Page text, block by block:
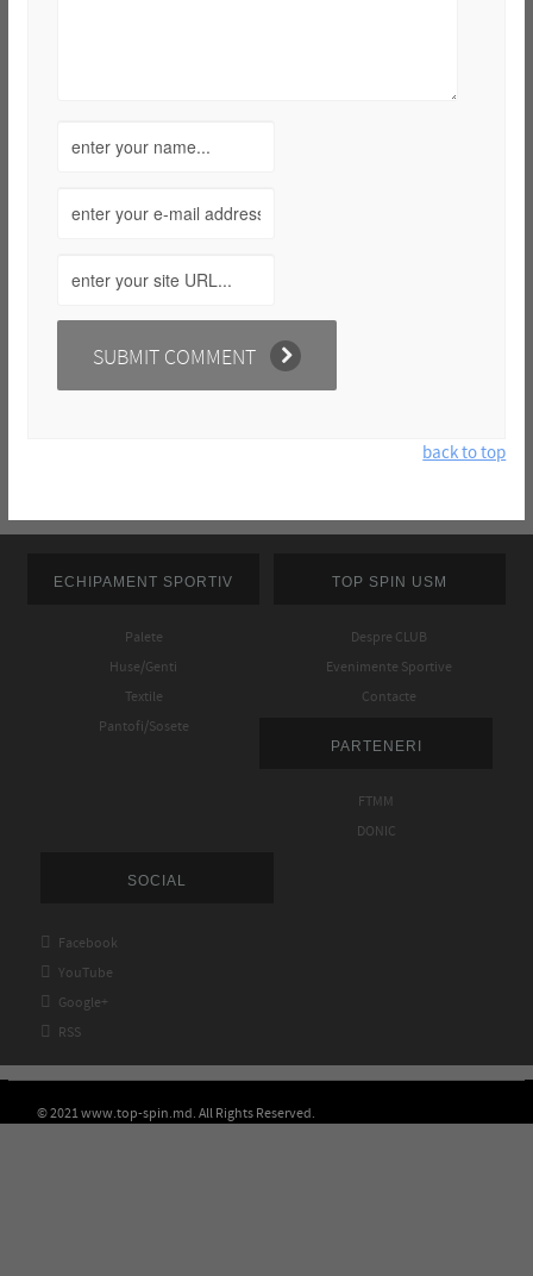
back to top
ECHIPAMENT SPORTIV
Palete
Huse/Genti
Textile
Pantofi/Sosete
TOP SPIN USM
Despre CLUB
Evenimente Sportive
Contacte
PARTENERI
FTMM
DONIC
SOCIAL
 Facebook
 YouTube
 Google+
 RSS
© 2021 www.top-spin.md. All Rights Reserved.